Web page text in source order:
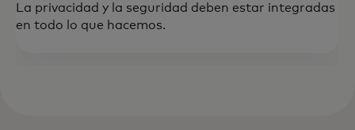
La privacidad y la seguridad deben estar integradas
en todo lo que hacemos.